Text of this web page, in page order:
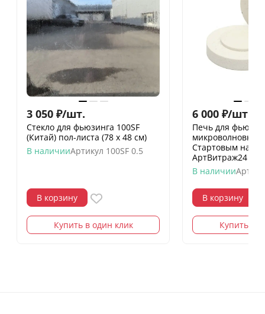
3 050 ₽/шт.
Стекло для фьюзинга 100SF
(Китай) пол-листа (78 х 48 см)
В наличииАртикул 100SF 0.5
В корзину
Купить в один клик
6 000 ₽/шт.
Печь для
микроволновке
Стартовым
АртВитраж24
В наличии
В корзину
Купить в